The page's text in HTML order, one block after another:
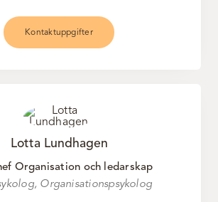
Kontaktuppgifter
Lotta Lundhagen
Organisation och ledarskap
Organisationspsykolog